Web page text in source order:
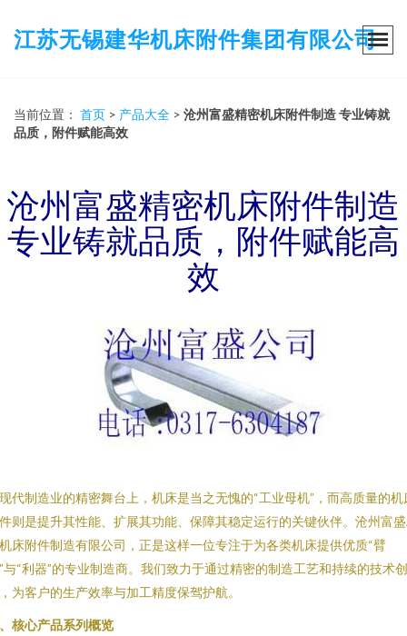
江苏无锡建华机床附件集团有限公司
当前位置： 首页 > 产品大全 > 沧州富盛精密机床附件制造 专业铸就
品质，附件赋能高效
沧州富盛精密机床附件制造
专业铸就品质，附件赋能高
效
代制造业的精密舞台上，机床是当之无愧的“工业母机”，而高质量的机
则是提升其性能、扩展其功能、保障其稳定运行的关键伙伴。沧州富
床附件制造有限公司，正是这样一位专注于为各类机床提供优质“臂
与“利器”的专业制造商。我们致力于通过精密的制造工艺和持续的技术创
为客户的生产效率与加工精度保驾护航。
核心产品系列概览